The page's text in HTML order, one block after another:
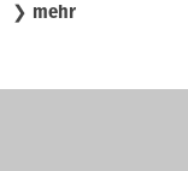
❯ mehr